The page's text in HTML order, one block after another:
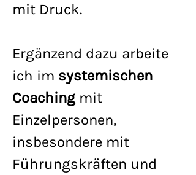
mit Druck.
Ergänzend dazu arbeite
ich im systemischen
Coaching mit
Einzelpersonen,
insbesondere mit
Führungskräften und